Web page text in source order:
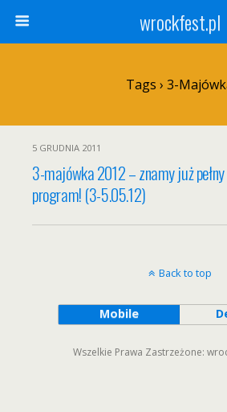
wrockfest.pl
Tags › 3-
5 GRUDNIA 2011
3-majówka 2012 – znamy już pełny
program! (3-5.05.12)
Back to top
Mobile
Wszelkie Prawa Zastrzeżone: